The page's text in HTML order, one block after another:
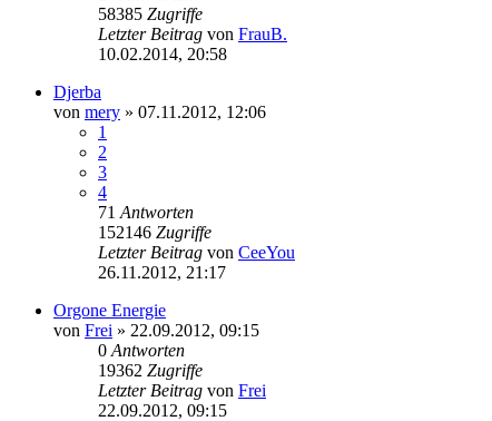
58385 Zugriffe
Letzter Beitrag von FrauB.
10.02.2014, 20:58
Djerba
von mery » 07.11.2012, 12:06
1
2
3
4
71 Antworten
152146 Zugriffe
Letzter Beitrag von CeeYou
26.11.2012, 21:17
Orgone Energie
von Frei » 22.09.2012, 09:15
0 Antworten
19362 Zugriffe
Letzter Beitrag von Frei
22.09.2012, 09:15